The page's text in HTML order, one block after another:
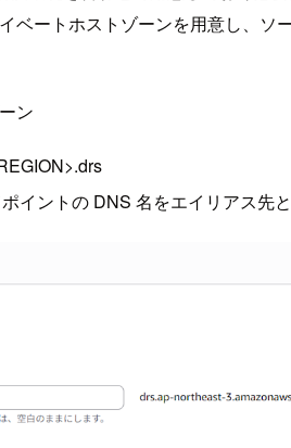
ベートホストゾーンを用意し、
ン
イントの DNS 名をエイリアス先